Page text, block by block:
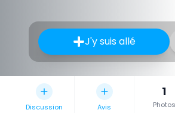
J'y suis allé
Discussion Avis
1
Photos